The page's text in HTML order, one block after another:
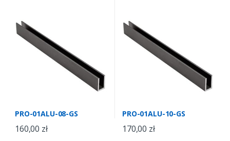
PRO-01ALU-08-GS
160,00 zł
PRO-01ALU-10-GS
170,00 zł